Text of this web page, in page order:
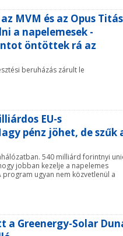
MVM és az Opus
a napelemesek -
öntöttek rá az
beruházás zárult le
EU-s
pénz jöhet, de szűk
540 milliárd forintnyi
jobban kezelje a napelemes
ugyan nem közvetlenül a
Greenergy-Solar